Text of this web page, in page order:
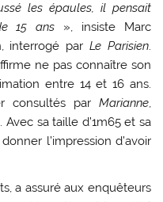
les épaules, il pensait
15 ans », insiste Marc
interrogé parLe Parisien.
ne pas connaître son
entre 14 et 16 ans.
consultés par Marianne,
sa taille d’1m65 et sa
l’impression d’avoir
a assuré aux enquêteurs